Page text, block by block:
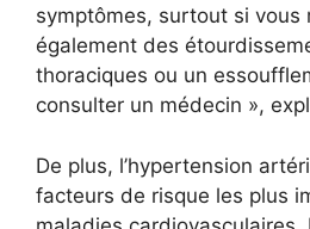
symptômes, surtout si vous
également des
thoraciques ou un
consulter un médecin »,
De plus, l’hypertension
facteurs de risque les plus